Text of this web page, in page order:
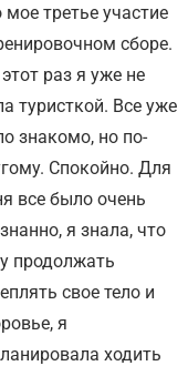
мое третье участие
сборе.
раз я уже не
туристкой. Все уже
знакомо, но по-
Спокойно. Для
все было очень
я знала, что
продолжать
свое тело и
я
ходить